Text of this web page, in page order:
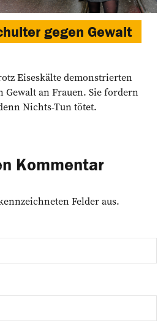
gegen Gewalt
Eiseskälte demonstrierten
Gewalt an Frauen. Sie fordern
Nichts-Tun tötet.
Kommentar
Felder aus.